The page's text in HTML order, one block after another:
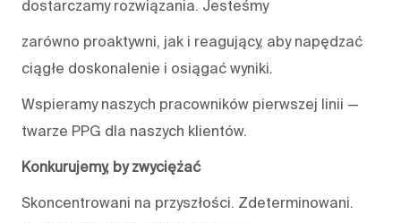
dostarczamy rozwiązania. Jesteśmy
zarówno proaktywni, jak i reagujący, aby napędzać
ciągłe doskonalenie i osiągać wyniki.
Wspieramy naszych pracowników pierwszej linii —
twarze PPG dla naszych klientów.
Konkurujemy, by zwyciężać
Skoncentrowani na przyszłości. Zdeterminowani.